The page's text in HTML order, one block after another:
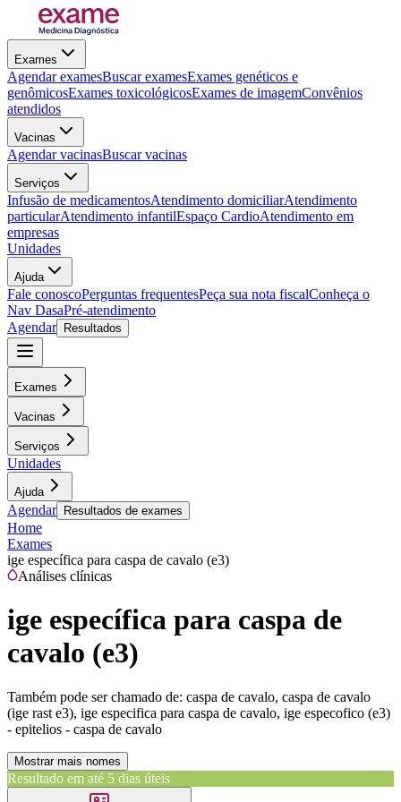
Exames
Agendar examesBuscar examesExames genéticos e
genômicosExames toxicológicosExames de imagemConvênios
atendidos
Vacinas
Agendar vacinasBuscar vacinas
Serviços
Infusão de medicamentosAtendimento domiciliarAtendimento
particularAtendimento infantilEspaço CardioAtendimento em
empresas
Unidades
Ajuda
Fale conoscoPerguntas frequentesPeça sua nota fiscalConheça o
Nav DasaPré-atendimento
Agendar
Resultados
Exames
Vacinas
Serviços
Unidades
Ajuda
Agendar Resultados de exames
Home
Exames
ige específica para caspa de cavalo (e3)
Análises clínicas
ige específica para caspa de
cavalo (e3)
Também pode ser chamado de: caspa de cavalo, caspa de cavalo
(ige rast e3), ige especifica para caspa de cavalo, ige especofico (e3)
- epitelios - caspa de cavalo
Mostrar mais nomes
Resultado em até 5 dias úteis